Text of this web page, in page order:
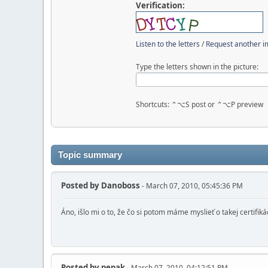
Verification:
Listen to the letters /Request another
Type the letters shown in the picture:
Shortcuts: ⌃⌥S post or ⌃⌥P preview
Topic summary
Posted by Danoboss - March 07, 2010, 05:45:36 PM
Áno, išlo mi o to, že čo si potom máme myslieť o takej